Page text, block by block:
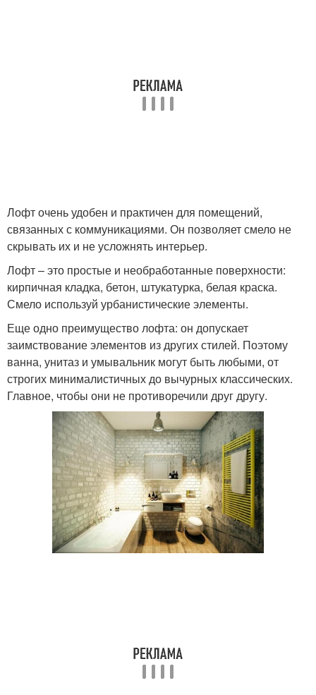
Лофт очень удобен и практичен для помещений,
связанных с коммуникациями. Он позволяет смело не
скрывать их и не усложнять интерьер.
Лофт – это простые и необработанные поверхности:
кирпичная кладка, бетон, штукатурка, белая краска.
Смело используй урбанистические элементы.
Еще одно преимущество лофта: он допускает
заимствование элементов из других стилей. Поэтому
ванна, унитаз и умывальник могут быть любыми, от
строгих минималистичных до вычурных классических.
Главное, чтобы они не противоречили друг другу.